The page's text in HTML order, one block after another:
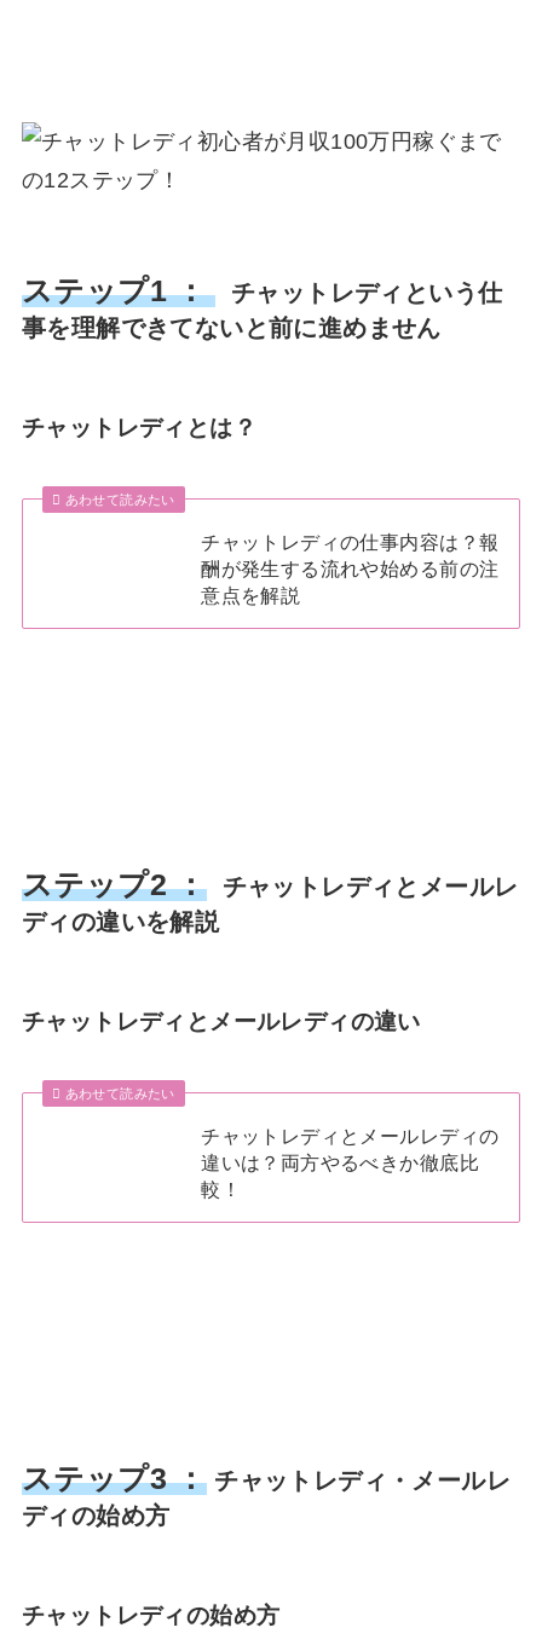
ステップ1 ：
チャットレディという仕
事を理解できてないと前に進めません
チャットレディとは？
あわせて読みたい
チャットレディの仕事内容は？報
酬が発生する流れや始める前の注
意点を解説
ステップ2 ：チャットレディとメールレ
ディの違いを解説
チャットレディとメールレディの違い
あわせて読みたい
チャットレディとメールレディの
違いは？両方やるべきか徹底比
較！
ステップ3 ：チャットレディ・メールレ
ディの始め方
チャットレディの始め方